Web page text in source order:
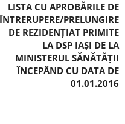
LISTA CU APROBĂRILE DE
ÎNTRERUPERE/PRELUNGIRE
DE REZIDENȚIAT PRIMITE
LA DSP IAȘI DE LA
MINISTERUL SĂNĂTĂȚII
ÎNCEPÂND CU DATA DE
01.01.2016